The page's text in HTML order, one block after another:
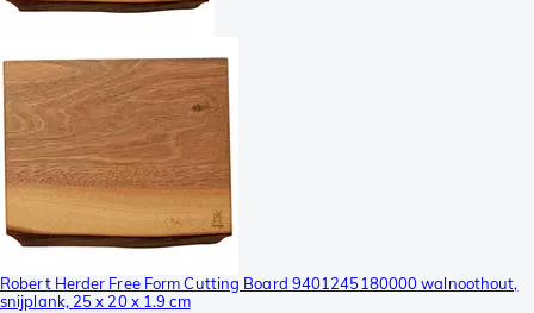
Robert Herder Free Form Cutting Board 9401245180000 walnoothout,
snijplank, 25 x 20 x 1.9 cm